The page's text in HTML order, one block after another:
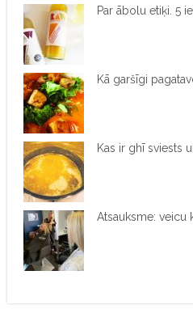
Par ābolu etiķi. 5
Kā garšīgi
Kas ir ghī sviests
Atsauksme: veicu